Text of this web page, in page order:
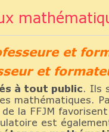
et
et
à tout public. Ils
mathématiques.
la FFJM
est